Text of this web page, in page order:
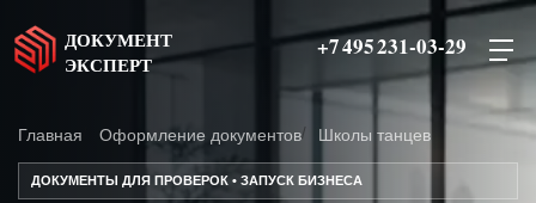
ДОКУМЕНТ
ЭКСПЕРТ
+7 495 231-03-29
Главная Оформление документов Школы танцев
ДОКУМЕНТЫ ДЛЯ ПРОВЕРОК • ЗАПУСК БИЗНЕСА